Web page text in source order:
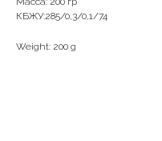
КБЖУ:285/0,3/0,1/74
Weight: 200 g